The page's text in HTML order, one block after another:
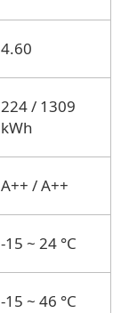
4.60
224 / 1309
kWh
A++ / A++
-15 ~ 24 °C
-15 ~ 46 °C